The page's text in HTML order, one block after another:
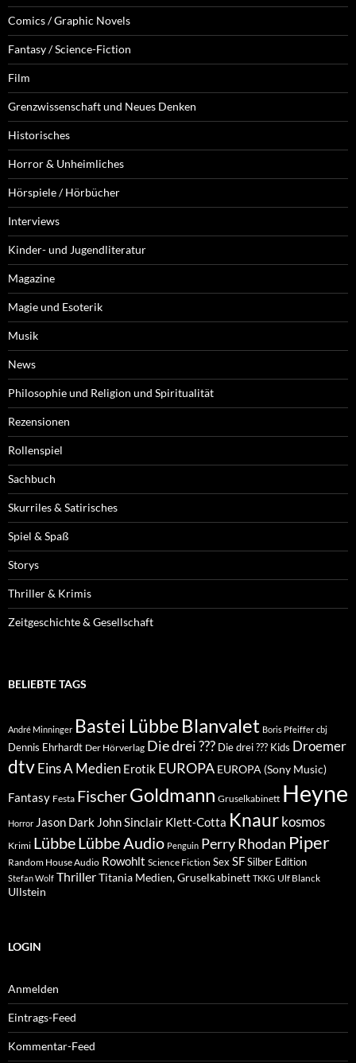
Comics / Graphic Novels
Fantasy / Science-Fiction
Film
Grenzwissenschaft und Neues Denken
Historisches
Horror & Unheimliches
Hörspiele / Hörbücher
Interviews
Kinder- und Jugendliteratur
Magazine
Magie und Esoterik
Musik
News
Philosophie und Religion und Spiritualität
Rezensionen
Rollenspiel
Sachbuch
Skurriles & Satirisches
Spiel & Spaß
Storys
Thriller & Krimis
Zeitgeschichte & Gesellschaft
BELIEBTE TAGS
André Minninger Bastei Lübbe Blanvalet Boris Pfeiffer cbj
Dennis Ehrhardt Der Hörverlag Die drei ??? Die drei ??? Kids Droemer
dtvEins A Medien Erotik EUROPA EUROPA (Sony Music)
Fantasy Festa FischerGoldmann Gruselkabinett Heyne
Horror Jason Dark John Sinclair Klett-Cotta Knaur kosmos
Krimi LübbeLübbe Audio Penguin Perry Rhodan Piper
Random House Audio Rowohlt Science Fiction Sex SFSilber Edition
Stefan Wolf ThrillerTitania Medien, Gruselkabinett TKKG Ulf Blanck
Ullstein
LOGIN
Anmelden
Eintrags-Feed
Kommentar-Feed